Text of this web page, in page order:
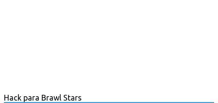
Hack para Brawl Stars